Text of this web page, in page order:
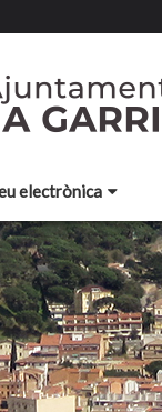
electrònica